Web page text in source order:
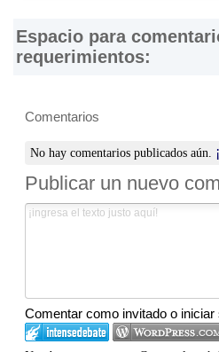
Espacio para
requerimientos:
Comentarios
No hay comentarios publicados aún.
Publicar un nuevo
Comentar como invitado o iniciar